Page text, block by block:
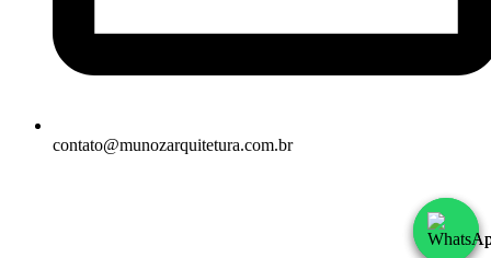
contato@munozarquitetura.com.br